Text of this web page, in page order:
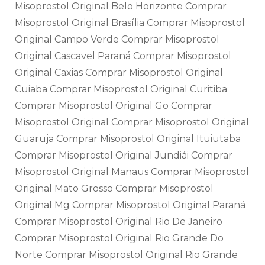
Misoprostol Original Belo Horizonte Comprar
Misoprostol Original Brasília Comprar Misoprostol
Original Campo Verde Comprar Misoprostol
Original Cascavel Paraná Comprar Misoprostol
Original Caxias Comprar Misoprostol Original
Cuiaba Comprar Misoprostol Original Curitiba
Comprar Misoprostol Original Go Comprar
Misoprostol Original Comprar Misoprostol Original
Guaruja Comprar Misoprostol Original Ituiutaba
Comprar Misoprostol Original Jundiái Comprar
Misoprostol Original Manaus Comprar Misoprostol
Original Mato Grosso Comprar Misoprostol
Original Mg Comprar Misoprostol Original Paraná
Comprar Misoprostol Original Rio De Janeiro
Comprar Misoprostol Original Rio Grande Do
Norte Comprar Misoprostol Original Rio Grande